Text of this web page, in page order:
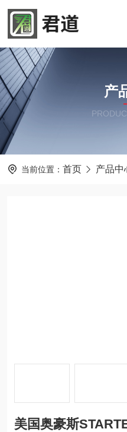
产
当前位置： 首页 产品中
美国奥豪斯